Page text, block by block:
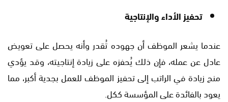
تحفيز الأداء والإنتاجية
عندما يشعر الموظف أن جهوده تُقدر وأنه يحصل على تعويض
عادل عن عمله، فإن ذلك يُحفزه على زيادة إنتاجيته، وقد يؤدي
منح زيادة في الراتب إلى تحفيز الموظف للعمل بجدية أكبر، مما
يعود بالفائدة على المؤسسة ككل.